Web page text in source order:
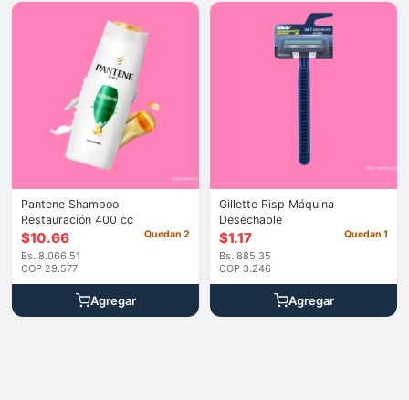
Pantene Shampoo
Restauración 400 cc
$10.66
Bs. 8.066,51
COP 29.577
Quedan 2
Agregar
Gillette Risp Máquina
Desechable
$1.17
Bs. 885,35
COP 3.246
Quedan 1
Agregar